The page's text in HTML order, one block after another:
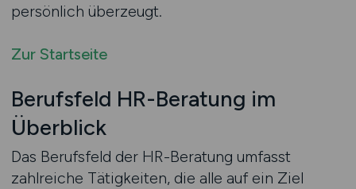
persönlich überzeugt.
Zur Startseite
Berufsfeld HR-Beratung im
Überblick
Das Berufsfeld der HR-Beratung umfasst
zahlreiche Tätigkeiten, die alle auf ein Ziel